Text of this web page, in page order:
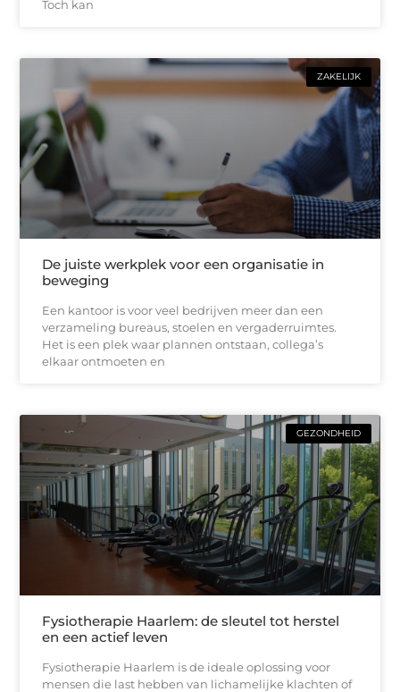
Toch kan
ZAKELIJK
De juiste werkplek voor een organisatie in
beweging
Een kantoor is voor veel bedrijven meer dan een
verzameling bureaus, stoelen en vergaderruimtes.
Het is een plek waar plannen ontstaan, collega’s
elkaar ontmoeten en
GEZONDHEID
Fysiotherapie Haarlem: de sleutel tot herstel
en een actief leven
Fysiotherapie Haarlem is de ideale oplossing voor
mensen die last hebben van lichamelijke klachten of